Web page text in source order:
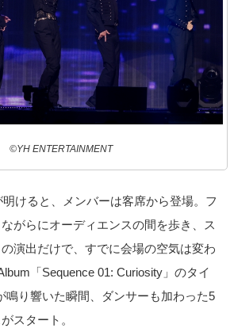
©YH ENTERTAINMENT
けると、メンバーは客席から登場。フ
がらにオーディエンスの間を歩き、ス
演出だけで、すでに会場の空気は変わ
「Sequence 01: Curiosity」のタイ
鳴り響いた瞬間、ダンサーも加わった5
スタート。